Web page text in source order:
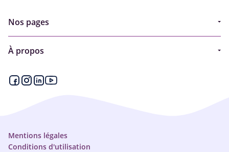
Nos pages
Aides financières et congés
À propos
Qui sommes-nous ?
Mentions légales
Conditions d'utilisation